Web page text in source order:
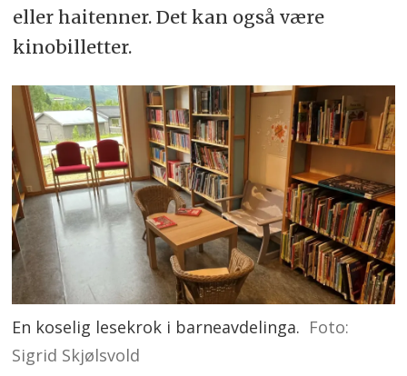
eller haitenner. Det kan også være
kinobilletter.
En koselig lesekrok i barneavdelinga. Foto:
Sigrid Skjølsvold